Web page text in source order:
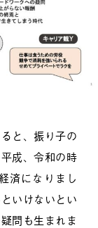
と、振り子の
成、令和の時
済になりまし
いけないとい
問も生まれま